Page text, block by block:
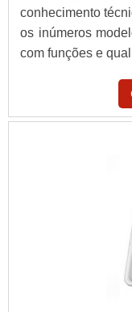
conhecimento
os inúmeros
com funções e